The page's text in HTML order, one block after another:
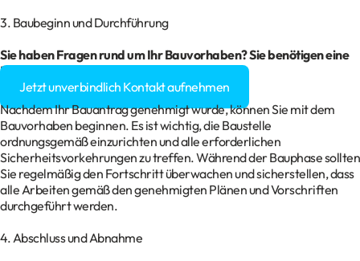
3. Baubeginn und Durchführung
Sie haben Fragen rund um Ihr Bauvorhaben? Sie benötigen eine
Baugenehmigung?
Jetzt unverbindlich Kontakt aufnehmen
Nachdem Ihr Bauantrag genehmigt wurde, können Sie mit dem
Bauvorhaben beginnen. Es ist wichtig, die Baustelle
ordnungsgemäß einzurichten und alle erforderlichen
Sicherheitsvorkehrungen zu treffen. Während der Bauphase sollten
Sie regelmäßig den Fortschritt überwachen und sicherstellen, dass
alle Arbeiten gemäß den genehmigten Plänen und Vorschriften
durchgeführt werden.
4. Abschluss und Abnahme